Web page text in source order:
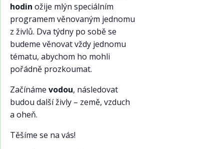
hodin ožije mlýn speciálním
programem věnovaným jednomu
z živlů. Dva týdny po sobě se
budeme věnovat vždy jednomu
tématu, abychom ho mohli
pořádně prozkoumat.
Začínáme vodou, následovat
budou další živly – země, vzduch
a oheň.
Těšíme se na vás!